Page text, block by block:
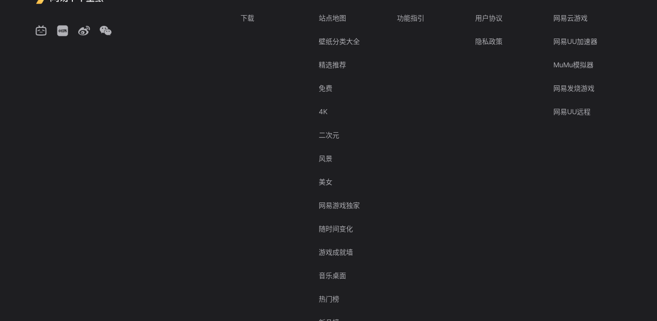
下载 站点地图
壁纸分类大全
精选推荐
免费
4K
二次元
风景
美女
网易游戏独家
随时间变化
游戏成就墙
音乐桌面
热门榜
功能指引 用户协议
隐私政策
网易云游戏
网易UU加速器
MuMu模拟器
网易发烧游戏
网易UU远程